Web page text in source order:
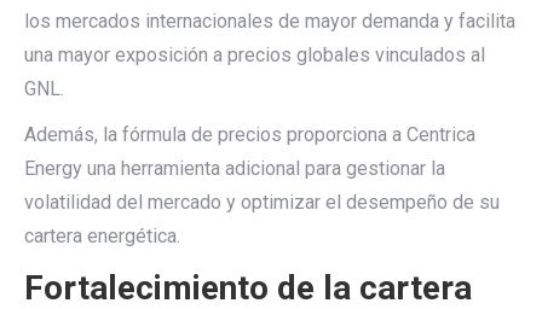
los mercados internacionales de mayor demanda y facilita
una mayor exposición a precios globales vinculados al
GNL.
Además, la fórmula de precios proporciona a Centrica
Energy una herramienta adicional para gestionar la
volatilidad del mercado y optimizar el desempeño de su
cartera energética.
Fortalecimiento de la cartera